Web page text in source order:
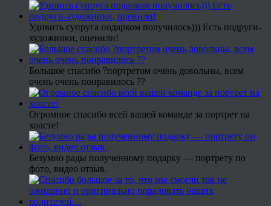
Удивить супруга подарком получилось))) Есть подруги-
художники, оценили!
Большое спасибо ?портретом очень довольны, всем
очень очень понравилось ??
Огромное спасибо всей вашей команде за портрет на
холсте!
Безумно рады полученному подарку — портрету по
фото, видео отзыв.